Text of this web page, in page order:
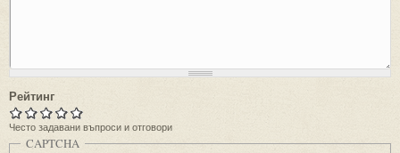
Рейтинг
Често задавани въпроси и отговори
CAPTCHA